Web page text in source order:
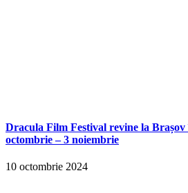
Dracula Film Festival revine la Brașov
octombrie – 3 noiembrie
10 octombrie 2024